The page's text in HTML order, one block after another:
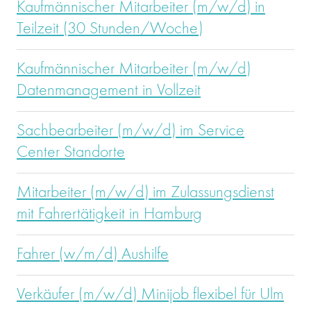
Kaufmännischer Mitarbeiter (m/w/d) in
Teilzeit (30 Stunden/Woche)
Kaufmännischer Mitarbeiter (m/w/d)
Datenmanagement in Vollzeit
Sachbearbeiter (m/w/d) im Service
Center Standorte
Mitarbeiter (m/w/d) im Zulassungsdienst
mit Fahrertätigkeit in Hamburg
Fahrer (w/m/d) Aushilfe
Verkäufer (m/w/d) Minijob flexibel für Ulm